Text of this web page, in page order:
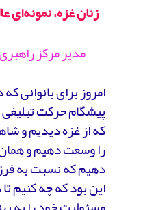
زنان غزه، نمونه‌ای
مدیر مرکز
امروز برای بانوانی
پیشگام حرکت
که از غزه دیدیم و
را وسعت دهیم و
دهیم که نسبت به
این بود که چه کنیم